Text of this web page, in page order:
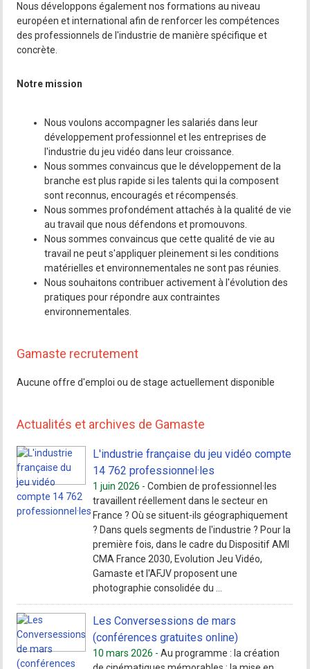
Nous développons également nos formations au niveau
européen et international afin de renforcer les compétences
des professionnels de l'industrie de manière spécifique et
concrète.
Notre mission
Nous voulons accompagner les salariés dans leur
développement professionnel et les entreprises de
l'industrie du jeu vidéo dans leur croissance.
Nous sommes convaincus que le développement de la
branche est plus rapide si les talents qui la composent
sont reconnus, encouragés et récompensés.
Nous sommes profondément attachés à la qualité de vie
au travail que nous défendons et promouvons.
Nous sommes convaincus que cette qualité de vie au
travail ne peut s'appliquer pleinement si les conditions
matérielles et environnementales ne sont pas réunies.
Nous souhaitons contribuer activement à l'évolution des
pratiques pour répondre aux contraintes
environnementales.
Gamaste recrutement
Aucune offre d'emploi ou de stage actuellement disponible
Actualités et archives de Gamaste
L'industrie française du jeu vidéo compte
14 762 professionnel·les
1 juin 2026 -Combien de professionnel·les
travaillent réellement dans le secteur en
France ? Où se situent-ils géographiquement
? Dans quels segments de l'industrie ? Pour la
première fois, dans le cadre du Dispositif AMI
CMA France 2030, Evolution Jeu Vidéo,
Gamaste et l'AFJV proposent une
photographie consolidée du ...
Les Conversessions de mars
(conférences gratuites online)
10 mars 2026 -Au programme : la création